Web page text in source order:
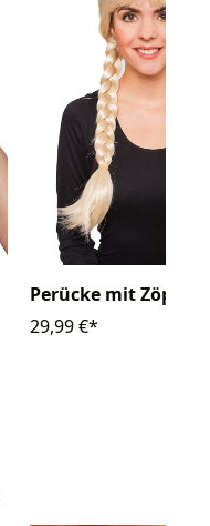
Perücke mit Zöpfen
29,99 €*